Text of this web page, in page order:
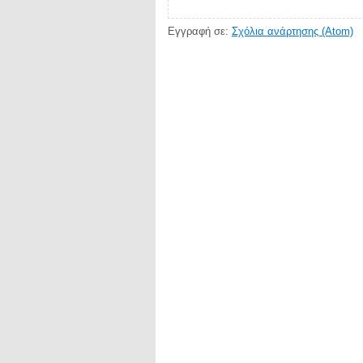
Εγγραφή σε: Σχόλια ανάρτησης (Atom)